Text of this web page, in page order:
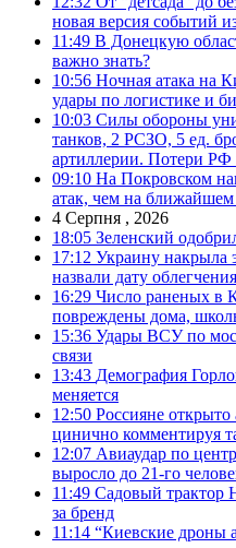
новая версия событий
11:49 В Донецкую
важно знать?
10:56 Ночная атака на
удары по логистике и
10:03 Силы обороны
танков, 2 РСЗО, 5 ед.
артиллерии. Потери РФ
09:10 На Покровском
атак, чем на ближайшем
4 Серпня , 2026
18:05 Зеленский
17:12 Украину накрыла
назвали дату облегчения
16:29 Число раненых в
повреждены дома,
15:36 Удары ВСУ по
связи
13:43 Демография
меняется
12:50 Россияне
цинично комментируя
12:07 Авиаудар по
выросло до 21-го
11:49 Садовый трактор
за бренд
11:14 “Киевские дроны